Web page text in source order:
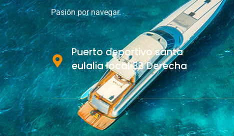
Pasión por navegar.
Puerto deportivo santa
eulalia local 3B Derecha